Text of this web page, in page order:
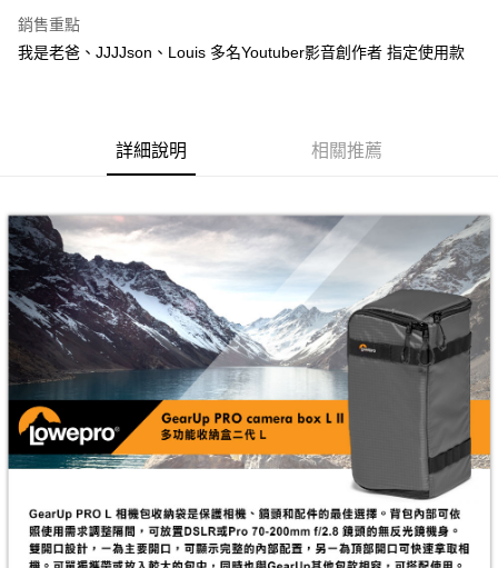
元大商業銀行
台新國際商業銀行
中國信託商業銀行
聯邦商業銀行
元大商業銀行
永豐商業銀行
匯豐（台灣）商業銀行
聯邦商業銀行
遠東國際商業銀行
台灣樂天信用卡公司
悠遊付
AFTEE先享後付
相關說明
【關於「AFTEE先享後付」】
AFTEE先享後付是「在收到商品之後才付款」的支付方式。 讓您購物簡單
便利好安心！
１．簡單：不需註冊會員、不需綁卡、不需儲值。
２．便利：只要手機號碼，簡訊認證，即可結帳。
３．安心：先確認商品／服務後，再付款。
【「AFTEE先享後付」結帳流程】
１．於結帳方式選擇「AFTEE先享後付」後，將跳轉至「AFTEE先享後付」
結帳頁面，進行簡訊認證並確認金額後，即可完成結帳。
２．訂單成立數日內，您將收到繳費通知簡訊。
３．收到繳費通知簡訊後14天內，點擊此簡訊中的連結，可透過四大超商／
※ 請注意：結帳手續完成當下不需立刻繳費，但若您需要取消訂單，請聯絡
購買商品的店家。未經商家同意取消之訂單仍視為有效，需透過AFTEE先享
後付繳納相關費用。
ATM付款
運送方式
宅配
每筆NT$75，滿NT$399(含以上)免運費
付款後門市自取
免運費
銷售重點
我是老爸、JJJJson、Louis 多名Youtuber影音創作者 指定使用款
詳細說明 相關推薦